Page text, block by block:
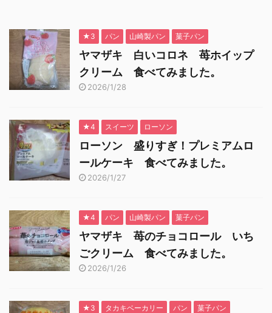
★3 パン 山崎製パン 菓子パン
ヤマザキ 白いコロネ 苺ホイップ
クリーム 食べてみました。
2026/1/28
★4 スイーツ ローソン
ローソン 盛りすぎ！プレミアムロ
ールケーキ 食べてみました。
2026/1/27
★4 パン 山崎製パン 菓子パン
ヤマザキ 苺のチョコロール いち
ごクリーム 食べてみました。
2026/1/26
★3 タカキベーカリー パン 菓子パン